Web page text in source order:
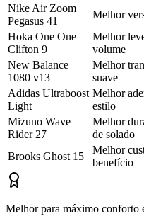
Nike Air Zoom
Pegasus 41
Melhor
Hoka One One
Clifton 9
Melhor
volume
New Balance
1080 v13
Melhor
suave
Adidas Ultraboost
Light
Melhor
estilo
Mizuno Wave
Rider 27
Melhor
de solado
Brooks Ghost 15
Melhor
benefício
Melhor para máximo conforto